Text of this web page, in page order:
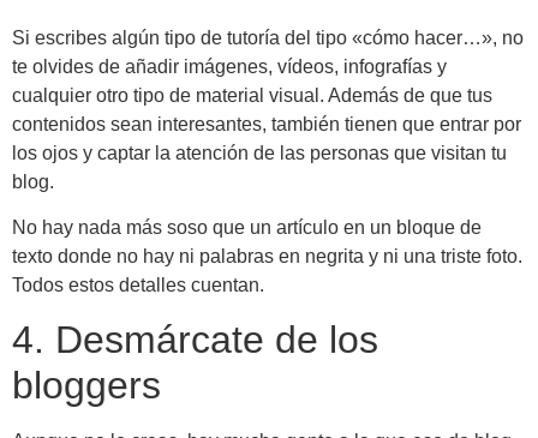
Si escribes algún tipo de tutoría del tipo «cómo hacer…», no
te olvides de añadir imágenes, vídeos, infografías y
cualquier otro tipo de material visual. Además de que tus
contenidos sean interesantes, también tienen que entrar por
los ojos y captar la atención de las personas que visitan tu
blog.
No hay nada más soso que un artículo en un bloque de
texto donde no hay ni palabras en negrita y ni una triste foto.
Todos estos detalles cuentan.
4. Desmárcate de los
bloggers